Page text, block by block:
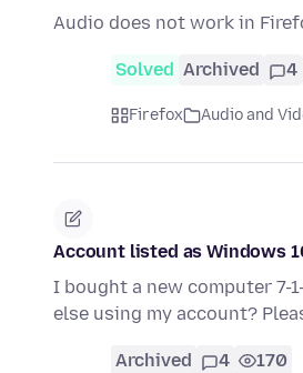
Audio does not work in
Solved Archived 4
Firefox Audio and
Account listed as Windows
I bought a new computer 7-
else using my account?
Archived 4 170